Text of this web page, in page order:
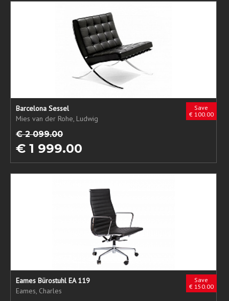
Save
€ 100.00
Barcelona Sessel
Mies van der Rohe, Ludwig
€ 2 099.00
€ 1 999.00
Save
€ 150.00
Eames Bürostuhl EA 119
Eames, Charles